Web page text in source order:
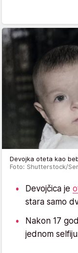
Devojka oteta kao
Foto: Shutterstock/
Devojčica je
stara samo
Nakon 17
jednom